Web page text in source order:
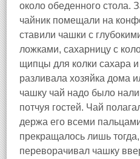
около обеденного
чайник помещали на
ставили чашки с
ложками, сахарницу с
щипцы для колки сахара
разливала хозяйка дома
чашку чай надо было
потчуя гостей. Чай
держа его всеми
прекращалось лишь тогда,
переворачивал чашку